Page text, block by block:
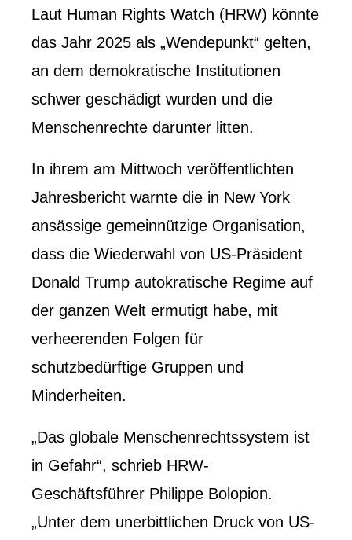
Laut Human Rights Watch (HRW) könnte
das Jahr 2025 als „Wendepunkt“ gelten,
an dem demokratische Institutionen
schwer geschädigt wurden und die
Menschenrechte darunter litten.
In ihrem am Mittwoch veröffentlichten
Jahresbericht warnte die in New York
ansässige gemeinnützige Organisation,
dass die Wiederwahl von US-Präsident
Donald Trump autokratische Regime auf
der ganzen Welt ermutigt habe, mit
verheerenden Folgen für
schutzbedürftige Gruppen und
Minderheiten.
„Das globale Menschenrechtssystem ist
in Gefahr“, schrieb HRW-
Geschäftsführer Philippe Bolopion.
„Unter dem unerbittlichen Druck von US-